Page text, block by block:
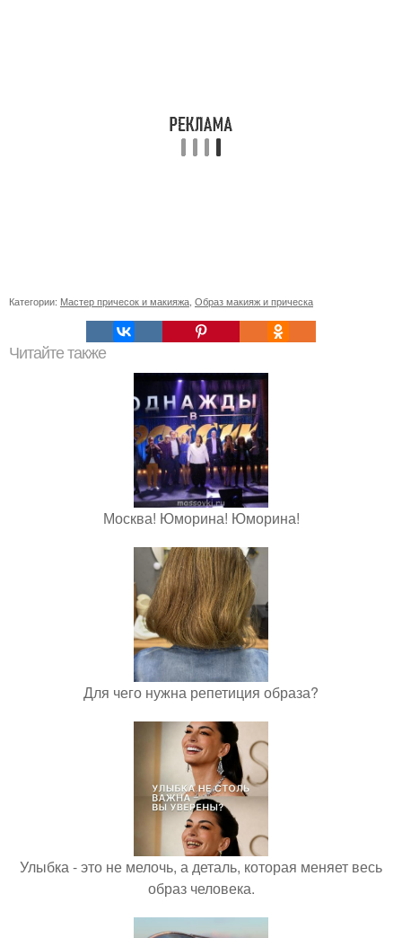
Категории: Мастер причесок и макияжа Образ макияж и прическа
Читайте также
Москва! Юморина! Юморина!
Для чего нужна репетиция образа?
Улыбка - это не мелочь, а деталь, которая меняет весь
образ человека.